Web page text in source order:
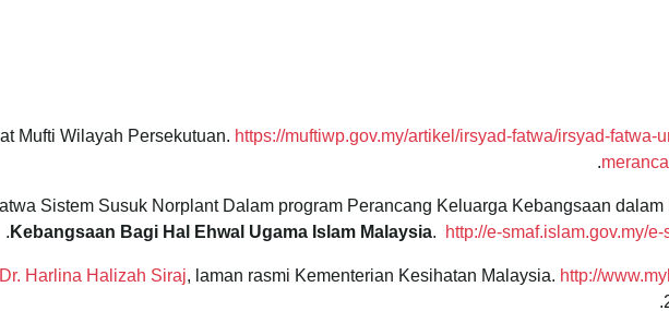
https://muftiwp.gov.my/artikel/irsyad-fatwa/irsyad-
.
Kebangsaan Bagi Hal Ehwal Ugama Islam Malaysia. http://e-smaf.islam.gov.my/
.
Dr. Harlina Halizah Siraj, laman rasmi Kementerian Kesihatan Malaysia. http://